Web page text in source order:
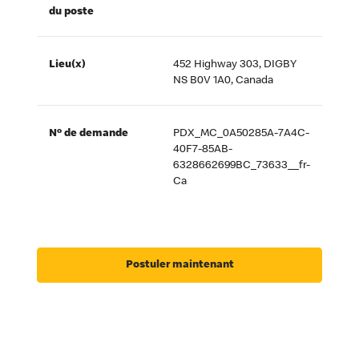
du poste
Lieu(x)
452 Highway 303, DIGBY
NS B0V 1A0, Canada
Nº de demande
PDX_MC_0A50285A-7A4C-
40F7-85AB-
6328662699BC_73633__fr-
Ca
Postuler maintenant